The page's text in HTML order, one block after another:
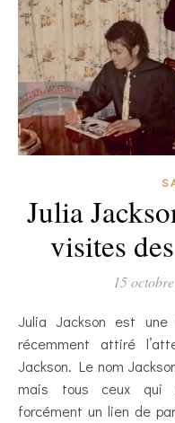
Julia
visites
15
Julia Jackson est une vieille dame de 96 ans qui a
récemment attiré
Jackson. Le nom
mais tous ceux qui
forcément un lien de